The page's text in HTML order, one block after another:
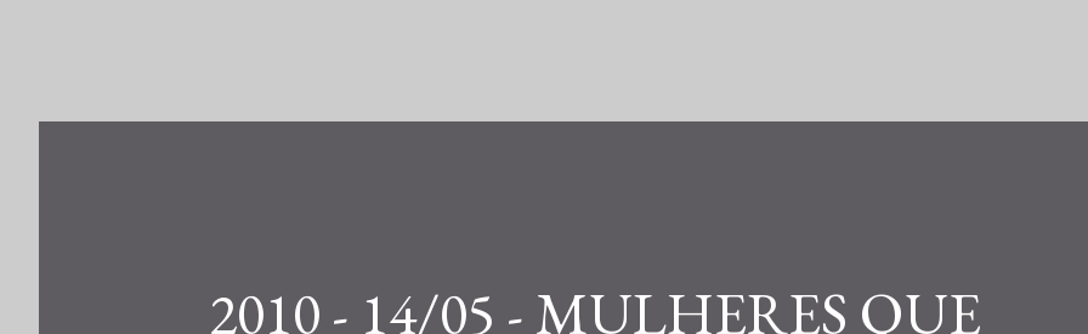
2010 - 14/05 - MULHERES QUE